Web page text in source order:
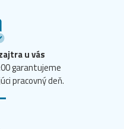
u vás
garantujeme
pracovný deň.